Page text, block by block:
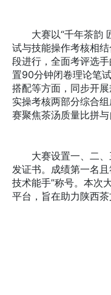
大赛以“千年茶韵
试与技能操作考核相
段进行，全面考评选
置90分钟闭卷理论笔
搭配等方面，同步开
实操考核两部分综合
赛聚焦茶汤质量比拼与
大赛设置一、二、
发证书。成绩第一名
技术能手”称号。本次
平台，旨在助力陕西茶